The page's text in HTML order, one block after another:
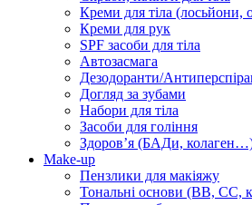
Креми для тіла (лосьйони,
Креми для рук
SPF засоби для тіла
Автозасмага
Дезодоранти/
Догляд за зубами
Набори для тіла
Засоби для гоління
Здоровʼя (БАДи,
Make-up
Пензлики для макіяжу
Тональні основи (BB, CC,